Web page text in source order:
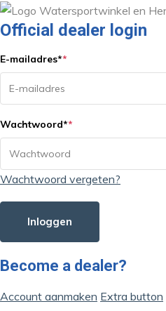
Official dealer login
E-mailadres**
Wachtwoord**
Wachtwoord vergeten?
Inloggen
Become a dealer?
Account aanmaken Extra button